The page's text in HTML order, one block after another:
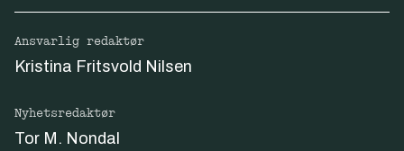
Ansvarlig redaktør
Kristina Fritsvold Nilsen
Nyhetsredaktør
Tor M. Nondal